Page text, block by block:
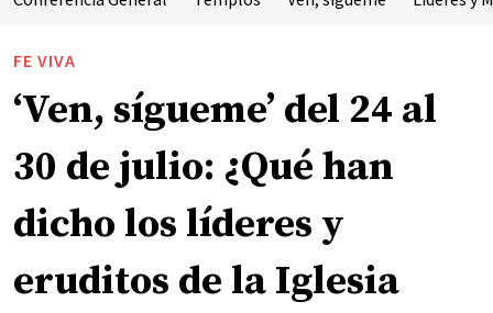
FE VIVA
‘Ven, sígueme’ del 24 al
30 de julio: ¿Qué han
dicho los líderes y
eruditos de la Iglesia